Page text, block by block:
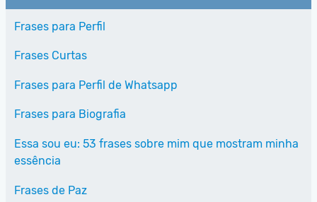
Frases para Perfil
Frases Curtas
Frases para Perfil de Whatsapp
Frases para Biografia
Essa sou eu: 53 frases sobre mim que mostram minha
essência
Frases de Paz